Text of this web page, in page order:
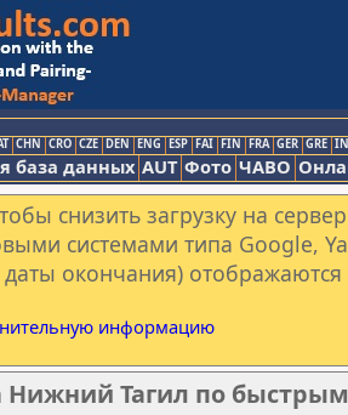
CHN CRO CZE DEN ENG ESP FAI FIN FRA GER GRE
база данных AUT Фото ЧАВО
снизить загрузку на
системами типа Google,
даты окончания)
информацию
Нижний Тагил по